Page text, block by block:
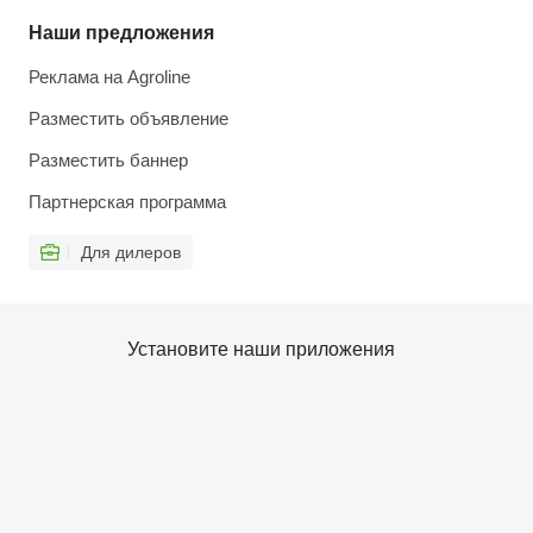
Наши предложения
Реклама на Agroline
Разместить объявление
Разместить баннер
Партнерская программа
Для дилеров
Установите наши приложения